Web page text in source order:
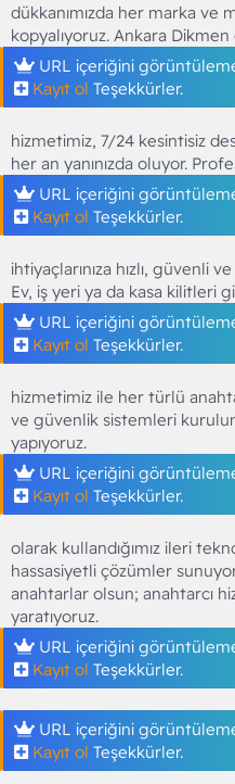
dükkanımızda her marka ve
kopyalıyoruz. Ankara
URL içeriğini
Kayıt ol Teşekkürler.
hizmetimiz, 7/24 kesintisiz
her an yanınızda oluyor.
URL içeriğini
Kayıt ol Teşekkürler.
ihtiyaçlarınıza hızlı, güvenli
Ev, iş yeri ya da kasa kilitleri
URL içeriğini
Kayıt ol Teşekkürler.
hizmetimiz ile her türlü
ve güvenlik sistemleri
yapıyoruz.
URL içeriğini
Kayıt ol Teşekkürler.
olarak kullandığımız ileri
hassasiyetli çözümler
anahtarlar olsun; anahtarcı
yaratıyoruz.
URL içeriğini
Kayıt ol Teşekkürler.
URL içeriğini
Kayıt ol Teşekkürler.